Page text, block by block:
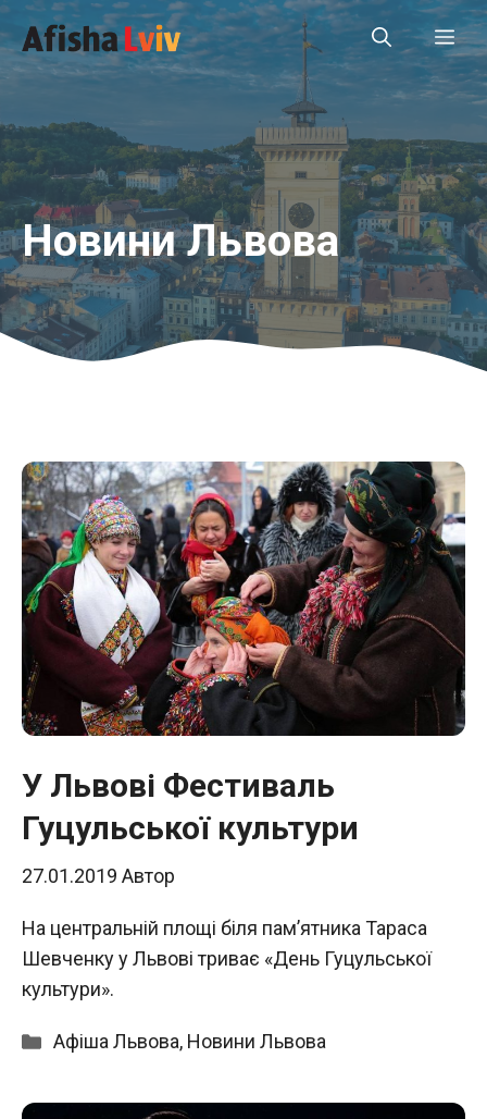
Перейти
до
вмісту
Новини Львова
У Львові Фестиваль
Гуцульської культури
27.01.2019 Автор
На центральній площі біля пам’ятника Тараса
Шевченку у Львові триває «День Гуцульської
культури».
Категорії
Афіша Львова, Новини Львова